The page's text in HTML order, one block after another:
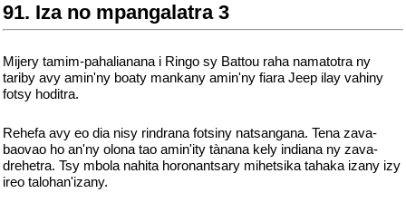
91. Iza no mpangalatra 3
Mijery tamim-pahalianana i Ringo sy Battou raha namatotra ny
tariby avy amin'ny boaty mankany amin'ny fiara Jeep ilay vahiny
fotsy hoditra.
Rehefa avy eo dia nisy rindrana fotsiny natsangana. Tena zava-
baovao ho an'ny olona tao amin'ity tànana kely indiana ny zava-
drehetra. Tsy mbola nahita horonantsary mihetsika tahaka izany izy
ireo talohan'izany.